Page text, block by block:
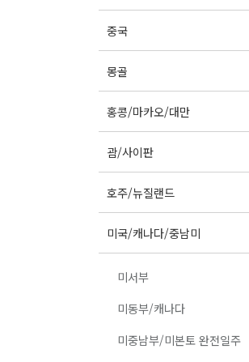
중국
몽골
홍콩/마카오/대만
괌/사이판
호주/뉴질랜드
미국/캐나다/중남미
미서부
미동부/캐나다
미중남부/미본토 완전일주